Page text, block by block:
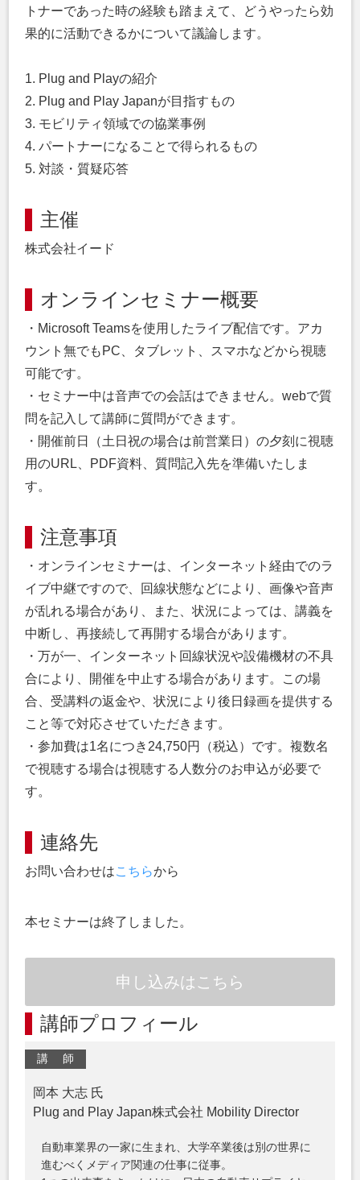
トナーであった時の経験も踏まえて、どうやったら効
果的に活動できるかについて議論します。
1. Plug and Playの紹介
2. Plug and Play Japanが目指すもの
3. モビリティ領域での協業事例
4. パートナーになることで得られるもの
5. 対談・質疑応答
主催
株式会社イード
オンラインセミナー概要
・Microsoft Teamsを使用したライブ配信です。アカ
ウント無でもPC、タブレット、スマホなどから視聴
可能です。
・セミナー中は音声での会話はできません。webで質
問を記入して講師に質問ができます。
・開催前日（土日祝の場合は前営業日）の夕刻に視聴
用のURL、PDF資料、質問記入先を準備いたしま
す。
注意事項
・オンラインセミナーは、インターネット経由でのラ
イブ中継ですので、回線状態などにより、画像や音声
が乱れる場合があり、また、状況によっては、講義を
中断し、再接続して再開する場合があります。
・万が一、インターネット回線状況や設備機材の不具
合により、開催を中止する場合があります。この場
合、受講料の返金や、状況により後日録画を提供する
こと等で対応させていただきます。
・参加費は1名につき24,750円（税込）です。複数名
で視聴する場合は視聴する人数分のお申込が必要で
す。
連絡先
お問い合わせはこちらから
本セミナーは終了しました。
申し込みはこちら
講師プロフィール
講 師
岡本 大志 氏
Plug and Play Japan株式会社 Mobility Director
自動車業界の一家に生まれ、大学卒業後は別の世界に
進むべくメディア関連の仕事に従事。